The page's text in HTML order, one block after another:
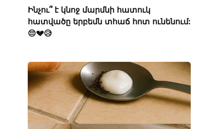
Ինչու՞ է կնոջ մարմնի հատուկ
հատվածը երբեմն տհաճ հոտ ունենում:
😔💔😥